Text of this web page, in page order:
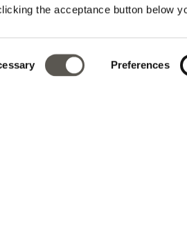
the acceptance button below
Preferences